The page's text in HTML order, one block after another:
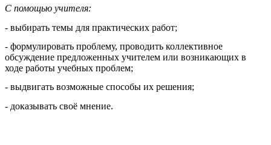
С помощью учителя:
- выбирать темы для практических работ;
- формулировать проблему, проводить коллективное
обсуждение предложенных учителем или возникающих в
ходе работы учебных проблем;
- выдвигать возможные способы их решения;
- доказывать своё мнение.